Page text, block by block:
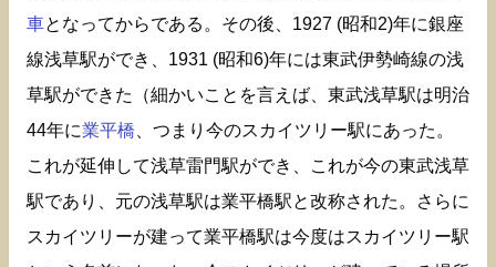
車となってからである。その後、1927 (昭和2)年に銀座
線浅草駅ができ、1931 (昭和6)年には東武伊勢崎線の浅
草駅ができた（細かいことを言えば、東武浅草駅は明治
44年に業平橋 、つまり今のスカイツリー駅にあった。
これが延伸して浅草雷門駅ができ、これが今の東武浅草
駅であり、元の浅草駅は業平橋駅と改称された。さらに
スカイツリーが建って業平橋駅は今度はスカイツリー駅